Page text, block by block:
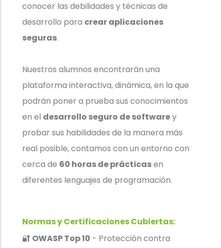
conocer las debilidades y técnicas de
desarrollo para crear aplicaciones
seguras.
Nuestros alumnos encontrarán una
plataforma interactiva, dinámica, en la que
podrán poner a prueba sus conocimientos
en el desarrollo seguro de softwarey
probar sus habilidades de la manera más
real posible, contamos con un entorno con
cerca de 60 horas de prácticasen
diferentes lenguajes de programación.
Normas y Certificaciones Cubiertas:
🔐 OWASP Top 10 - Protección contra